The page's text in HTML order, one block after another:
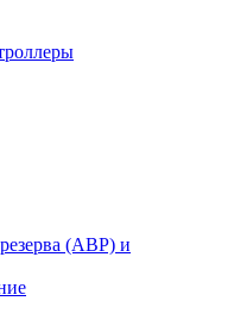
резерва (АВР) и